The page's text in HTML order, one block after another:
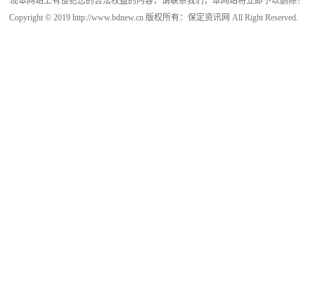
Copyright © 2019 http://www.bdnew.cn 版权所有：保定资讯网 All Right Reserved.